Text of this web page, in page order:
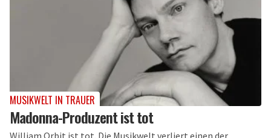
MUSIKWELT IN TRAUER
Madonna-Produzent ist tot
William Orbit ist tot. Die Musikwelt verliert einen der